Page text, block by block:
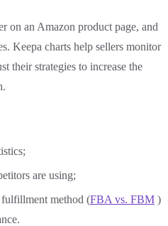
on an Amazon product page, and
Keepa charts help sellers monitor
their strategies to increase the
are using;
method (FBA vs. FBM )